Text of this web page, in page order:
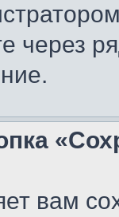
через
вам